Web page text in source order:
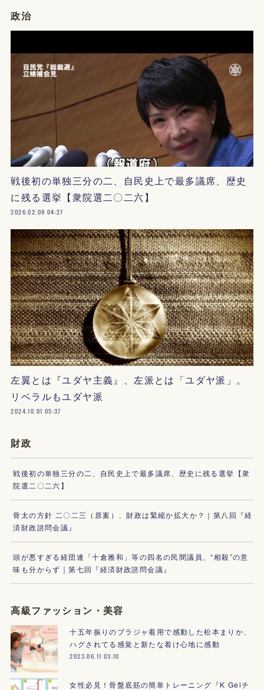
政治
戦後初の単独三分の二、自民史上で最多議席、歴史
に残る選挙【衆院選二〇二六】
2026.02.09 04:27
左翼とは『ユダヤ主義』、左派とは「ユダヤ派」。
リベラルもユダヤ派
2024.10.01 05:37
財政
戦後初の単独三分の二、自民史上で最多議席、歴史に残る選挙【衆
院選二〇二六】
骨太の方針 二〇二三（原案）、財政は緊縮か拡大か？｜第八回『経
済財政諮問会議』
頭が悪すぎる経団連「十倉雅和」等の四名の民間議員、“相殺”の意
味も分からず｜第七回『経済財政諮問会議』
高級ファッション・美容
十五年振りのブラジャ着用で感動した松本まりか、
ハグされてる感覚と新たな着け心地に感動
2023.06.11 03:10
女性必見！骨盤底筋の簡単トレーニング『K Gelチ